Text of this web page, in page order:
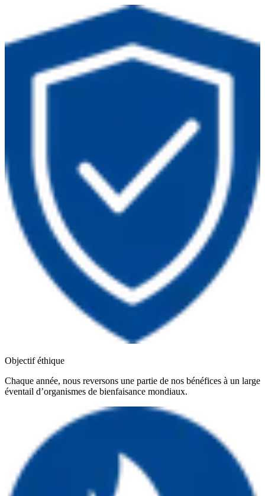
Objectif éthique
Chaque année, nous reversons une partie de nos bénéfices à un large
éventail d’organismes de bienfaisance mondiaux.